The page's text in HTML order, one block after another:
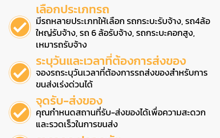
เลือกประเภทรถ
มีรถหลายประเภทให้เลือก รถกระบะรับจ้าง, รถ4ล้อ
ใหญ่รับจ้าง, รถ 6 ล้อรับจ้าง, รถกระบะคอกสูง,
เหมารถรับจ้าง
ระบุวันและเวลาที่ต้องการส่งของ
จองรถระบุวันเวลาที่ต้องการรถส่งของสำหรับการ
ขนส่งเร่งด่วนได้
จุดรับ-ส่งของ
คุณกำหนดสถานที่รับ-ส่งของได้เพื่อความสะดวก
และรวดเร็วในการขนส่ง